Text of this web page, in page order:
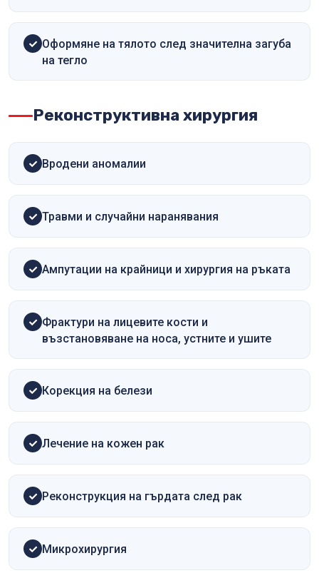
Оформяне на тялото след значителна загуба
на тегло
Реконструктивна хирургия
Вродени аномалии
Травми и случайни наранявания
Ампутации на крайници и хирургия на ръката
Фрактури на лицевите кости и
възстановяване на носа, устните и ушите
Корекция на белези
Лечение на кожен рак
Реконструкция на гърдата след рак
Микрохирургия